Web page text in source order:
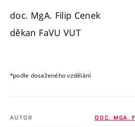
doc. MgA. Filip Cenek
děkan FaVU VUT
*podle dosaženého vzdělání
AUTOR
DOC. MGA.